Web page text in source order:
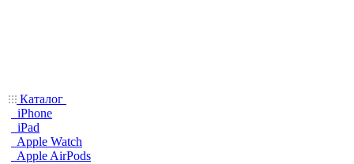
Каталог
iPhone
iPad
Apple Watch
Apple AirPods